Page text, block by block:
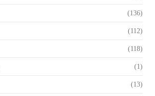
(136)
(112)
(118)
(1)
(13)